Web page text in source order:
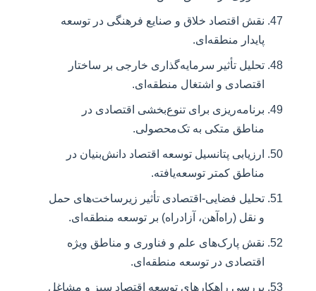
نقش اقتصاد خلاق و صنایع فرهنگی در توسعه
پایدار منطقه‌ای.
تحلیل تأثیر سرمایه‌گذاری خارجی بر ساختار
اقتصادی و اشتغال منطقه‌ای.
برنامه‌ریزی برای تنوع‌بخشی اقتصادی در
مناطق متکی به تک‌محصولی.
ارزیابی پتانسیل توسعه اقتصاد دانش‌بنیان در
مناطق کمتر توسعه‌یافته.
تحلیل فضایی-اقتصادی تأثیر زیرساخت‌های حمل
و نقل (راه‌آهن، آزادراه) بر توسعه منطقه‌ای.
نقش پارک‌های علم و فناوری و مناطق ویژه
اقتصادی در توسعه منطقه‌ای.
بررسی راهکارهای توسعه اقتصاد سبز و مشاغل